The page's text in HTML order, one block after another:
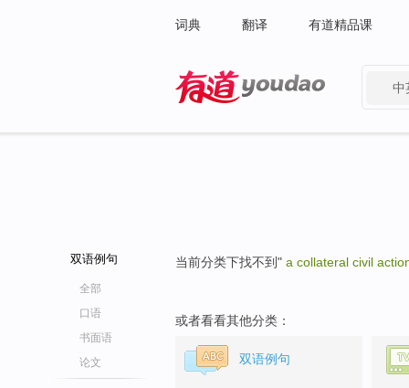
词典 翻译 有道精品课
中
双语例句
全部
口语
书面语
论文
当前分类下找不到" a collateral civil
或者看看其他分类：
双语例句